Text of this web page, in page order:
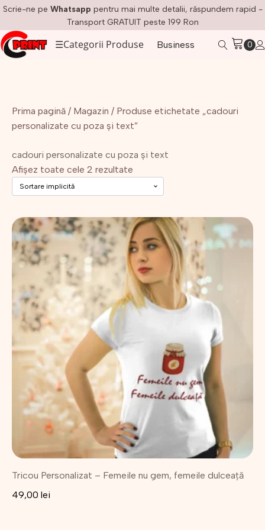
Scrie-ne pe Whatsapp pentru mai multe detalii, răspundem rapid -
Transport GRATUIT peste 199 Ron
☰Categorii Produse Business
Prima pagină / Magazin / Produse etichetate „cadouri
personalizate cu poza și text”
cadouri personalizate cu poza și text
Afișez toate cele 2 rezultate
Tricou Personalizat – Femeile nu gem, femeile dulceață
49,00 lei
Acest
produs
are
mai
multe
variații.
Opțiunile
pot
alese
pagina
produsului.